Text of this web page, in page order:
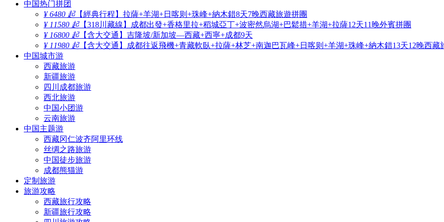
中国热门拼团
¥ 6480 起【經典行程】拉薩+羊湖+日喀则+珠峰+納木錯8天7晚西藏旅遊拼團
¥ 11580 起【318川藏線】成都出發+香格里拉+稻城亞丁+波密然烏湖+巴鬆措+羊湖+拉薩12天11晚外賓拼團
¥ 16800 起【含大交通】吉隆坡/新加坡—西藏+西寧+成都9天
¥ 11980 起【含大交通】成都往返飛機+青藏軟臥+拉薩+林芝+南迦巴瓦峰+日喀则+羊湖+珠峰+納木錯13天12晚西藏
中国城市游
西藏旅游
新疆旅游
四川成都旅游
西北旅游
中国小团游
云南旅游
中国主题游
西藏冈仁波齐阿里环线
丝绸之路旅游
中国徒步旅游
成都熊猫游
定制旅游
旅游攻略
西藏旅行攻略
新疆旅行攻略